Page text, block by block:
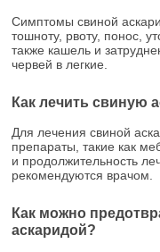
Симптомы свиной
тошноту, рвоту, понос,
также кашель и
червей в легкие.
Как лечить свиную
Для лечения свиной
препараты, такие как
и продолжительность
рекомендуются врачом.
Как можно
аскаридой?